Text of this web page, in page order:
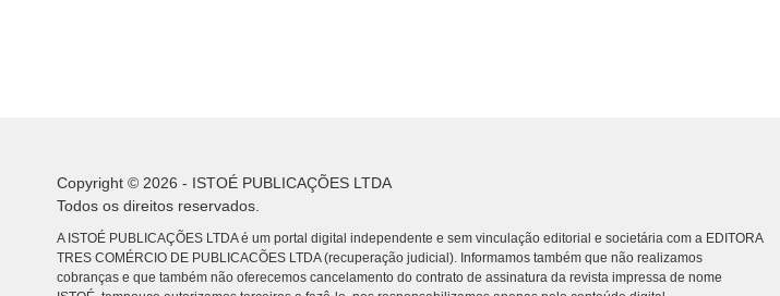
Copyright © 2026 - ISTOÉ PUBLICAÇÕES LTDA
Todos os direitos reservados.
A ISTOÉ PUBLICAÇÕES LTDA é um portal digital independente e sem vinculação editorial e societária com a EDITORA
TRES COMÉRCIO DE PUBLICACÕES LTDA (recuperação judicial). Informamos também que não realizamos
cobranças e que também não oferecemos cancelamento do contrato de assinatura da revista impressa de nome